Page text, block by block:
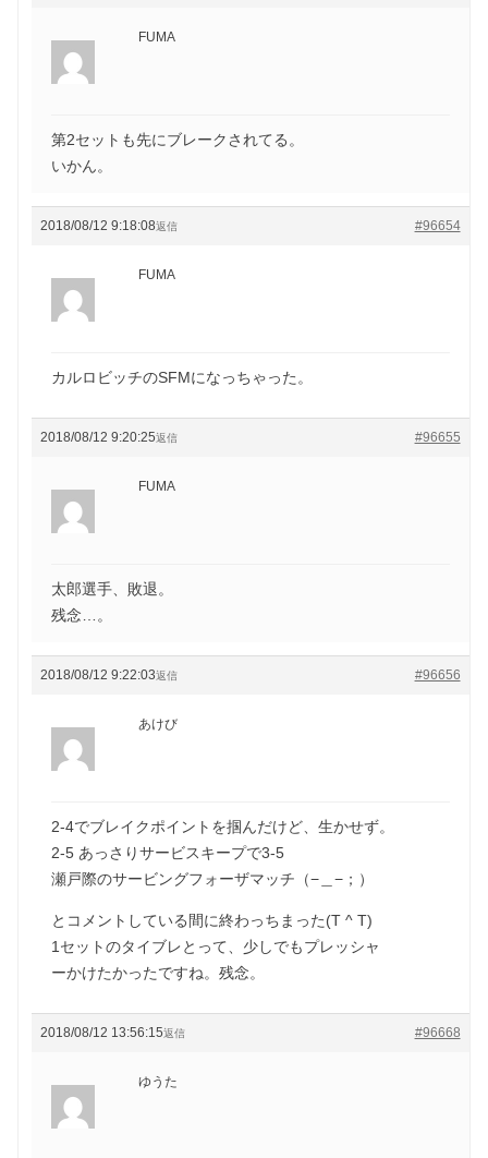
FUMA
第2セットも先にブレークされてる。
いかん。
2018/08/12 9:18:08 #96654
返信
FUMA
カルロビッチのSFMになっちゃった。
2018/08/12 9:20:25 #96655
返信
FUMA
太郎選手、敗退。
残念…。
2018/08/12 9:22:03 #96656
返信
あけび
2-4でブレイクポイントを掴んだけど、生かせず。
2-5 あっさりサービスキープで3-5
瀬戸際のサービングフォーザマッチ（−＿−；）
とコメントしている間に終わっちまった(T ^ T)
1セットのタイブレとって、少しでもプレッシャ
ーかけたかったですね。残念。
2018/08/12 13:56:15 #96668
返信
ゆうた